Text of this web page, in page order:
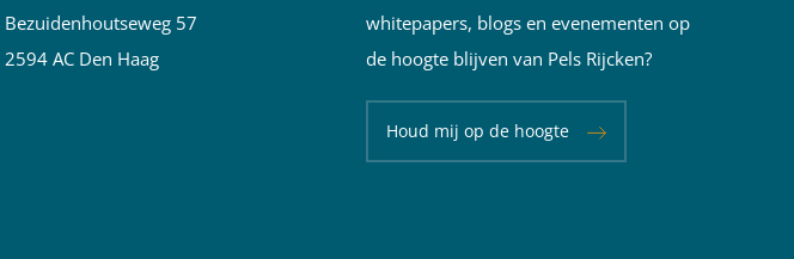
Bezuidenhoutseweg 57
2594 AC Den Haag
whitepapers, blogs en evenementen op
de hoogte blijven van Pels Rijcken?
Houd mij op de hoogte